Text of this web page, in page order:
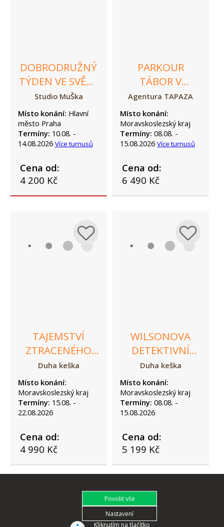
DOBRODRUŽNÝ
TÝDEN VE SVĚTĚ
MINECRAFT
Studio MuŠka
Místo konání: Hlavní
město Praha
Termíny: 10.08. -
14.08.2026 Více turnusů
Cena od:
4 200 Kč
PARKOUR
TÁBOR V
KUNČICÍCH POD
ONDŘEJNÍKEM
Agentura TAPAZA
Místo konání:
Moravskoslezský kraj
Termíny: 08.08. -
15.08.2026 Více turnusů
Cena od:
6 490 Kč
TAJEMSTVÍ
ZTRACENÉHO
ČASU DR.
STRANGE
Duha keška
Místo konání:
Moravskoslezský kraj
Termíny: 15.08. -
22.08.2026
Cena od:
4 990 Kč
WILSONOVA
DETEKTIVNÍ
KANCELÁŘ:
NEVYŘEŠENÉ
PŘÍPADY
STOLETÍ
Duha keška
Místo konání:
Moravskoslezský kraj
Termíny: 08.08. -
15.08.2026
Cena od:
5 199 Kč
Kliknutím na tlačítko